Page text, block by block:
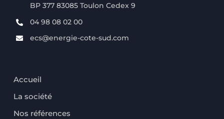
BP 377 83085 Toulon Cedex 9
04 98 08 02 00
ecs@energie-cote-sud.com
Accueil
La société
Nos références